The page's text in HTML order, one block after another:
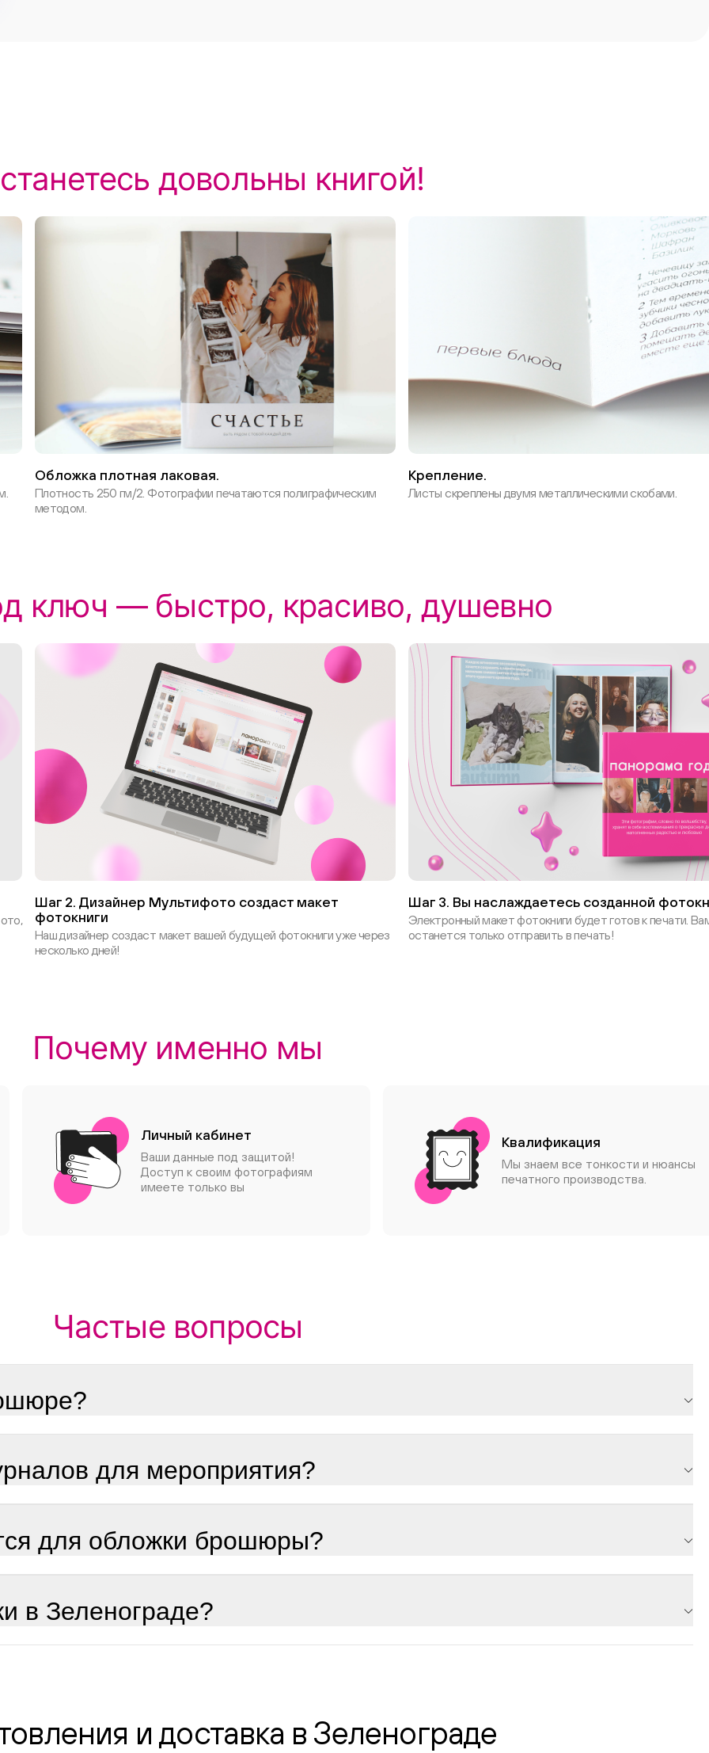
довольны книгой!
Обложка плотная лаковая.
Плотность 250 гм/2. Фотографии печатаются полиграфическим
методом.
Крепление.
Листы скреплены двумя металлическими скобами.
ключ — быстро, красиво, душевно
Шаг 2. Дизайнер Мультифото создаст макет
фотокниги
Наш дизайнер создаст макет вашей будущей фотокниги уже через
несколько дней!
Шаг 3. Вы наслаждаетесь созданной
Электронный макет фотокниги будет готов к печати.
останется только отправить в печать!
Почему именно мы
Личный кабинет
Ваши данные под защитой!
Доступ к своим фотографиям
имеете только вы
Квалификация
Мы знаем все тонкости и нюансы
печатного производства.
Частые вопросы
для мероприятия?
для обложки брошюры?
в Зеленограде?
и доставка в Зеленограде